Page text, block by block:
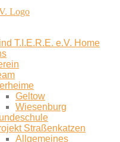
Geltow
Wiesenburg
Straßenkatzen
Allgemeines